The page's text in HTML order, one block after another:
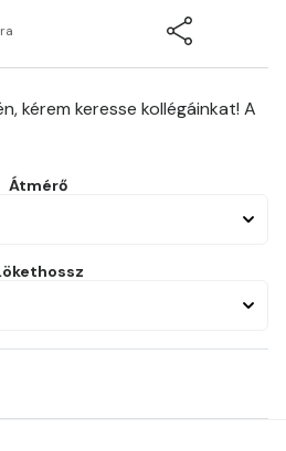
kérem keresse kollégáinkat! A
Átmérő